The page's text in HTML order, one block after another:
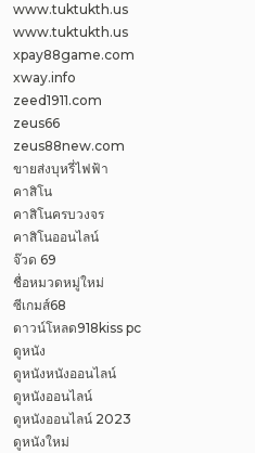
www.tuktukth.us
www.tuktukth.us
xpay88game.com
xway.info
zeed1911.com
zeus66
zeus88new.com
ขายส่งบุหรี่ไฟฟ้า
คาสิโน
คาสิโนครบวงจร
คาสิโนออนไลน์
จ๊วด 69
ชื่อหมวดหมู่ใหม่
ซีเกมส์68
ดาวน์โหลด918kiss pc
ดูหนัง
ดูหนังหนังออนไลน์
ดูหนังออนไลน์
ดูหนังออนไลน์ 2023
ดูหนังใหม่